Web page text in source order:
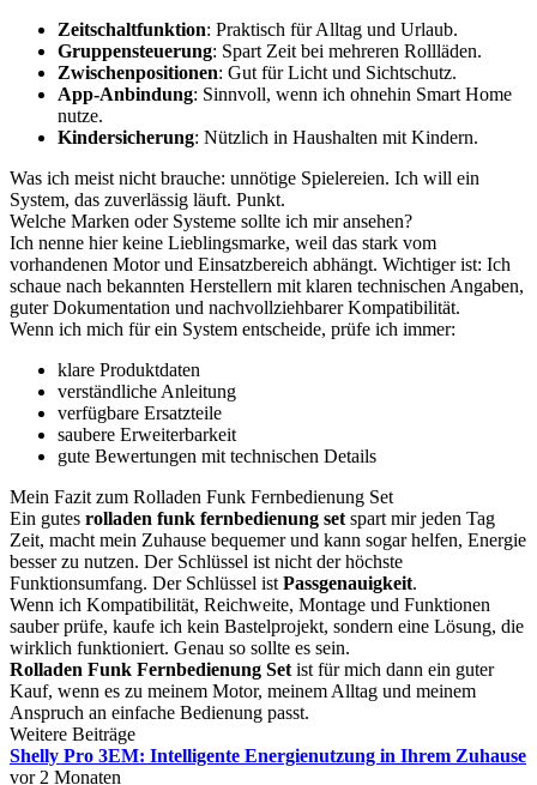
Zeitschaltfunktion: Praktisch für Alltag und Urlaub.
Gruppensteuerung: Spart Zeit bei mehreren Rollläden.
Zwischenpositionen: Gut für Licht und Sichtschutz.
App-Anbindung: Sinnvoll, wenn ich ohnehin Smart Home
nutze.
Kindersicherung: Nützlich in Haushalten mit Kindern.
Was ich meist nicht brauche: unnötige Spielereien. Ich will ein
System, das zuverlässig läuft. Punkt.
Welche Marken oder Systeme sollte ich mir ansehen?
Ich nenne hier keine Lieblingsmarke, weil das stark vom
vorhandenen Motor und Einsatzbereich abhängt. Wichtiger ist: Ich
schaue nach bekannten Herstellern mit klaren technischen Angaben,
guter Dokumentation und nachvollziehbarer Kompatibilität.
Wenn ich mich für ein System entscheide, prüfe ich immer:
klare Produktdaten
verständliche Anleitung
verfügbare Ersatzteile
saubere Erweiterbarkeit
gute Bewertungen mit technischen Details
Mein Fazit zum Rolladen Funk Fernbedienung Set
Ein gutes rolladen funk fernbedienung set spart mir jeden Tag
Zeit, macht mein Zuhause bequemer und kann sogar helfen, Energie
besser zu nutzen. Der Schlüssel ist nicht der höchste
Funktionsumfang. Der Schlüssel ist Passgenauigkeit.
Wenn ich Kompatibilität, Reichweite, Montage und Funktionen
sauber prüfe, kaufe ich kein Bastelprojekt, sondern eine Lösung, die
wirklich funktioniert. Genau so sollte es sein.
Rolladen Funk Fernbedienung Set ist für mich dann ein guter
Kauf, wenn es zu meinem Motor, meinem Alltag und meinem
Anspruch an einfache Bedienung passt.
Weitere Beiträge
Shelly Pro 3EM: Intelligente Energienutzung in Ihrem Zuhause
vor 2 Monaten